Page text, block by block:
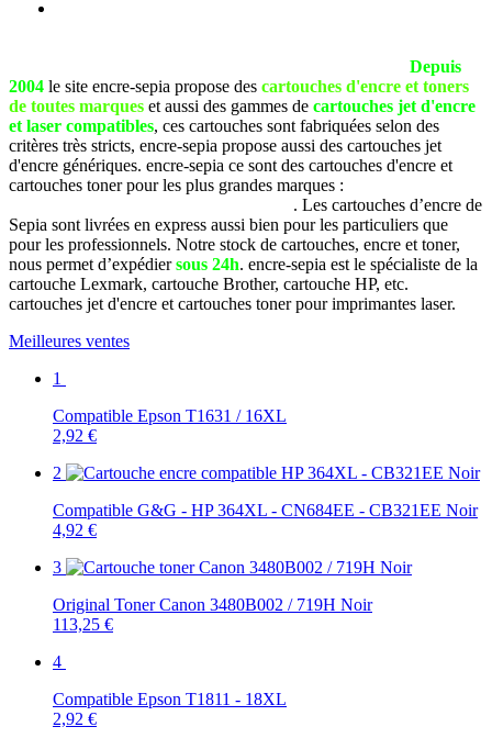
Depuis
2004 le site encre-sepia propose des cartouches d'encre et toners
de toutes marques et aussi des gammes de cartouches jet d'encre
et laser compatibles, ces cartouches sont fabriquées selon des
critères très stricts, encre-sepia propose aussi des cartouches jet
d'encre génériques. encre-sepia ce sont des cartouches d'encre et
cartouches toner pour les plus grandes marques :
. Les cartouches d’encre de
Sepia sont livrées en express aussi bien pour les particuliers que
pour les professionnels. Notre stock de cartouches, encre et toner,
nous permet d’expédiersous 24h. encre-sepia est le spécialiste de la
cartouche Lexmark, cartouche Brother, cartouche HP, etc.
cartouches jet d'encre et cartouches toner pour imprimantes laser.
Meilleures ventes
1
Compatible Epson T1631 / 16XL
2,92 €
2
Compatible G&G - HP 364XL - CN684EE - CB321EE Noir
4,92 €
3
Original Toner Canon 3480B002 / 719H Noir
113,25 €
4
Compatible Epson T1811 - 18XL
2,92 €